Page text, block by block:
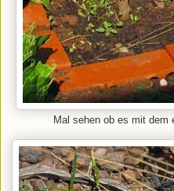
Mal sehen ob es mit dem